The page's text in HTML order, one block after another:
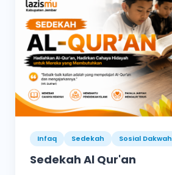
Infaq Sedekah Sosial Dakwah
Sedekah Al Qur'an